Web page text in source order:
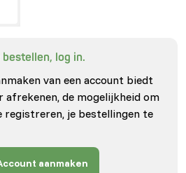
log in.
van een account biedt
afrekenen, de mogelijkheid om
registreren, je bestellingen te
aanmaken